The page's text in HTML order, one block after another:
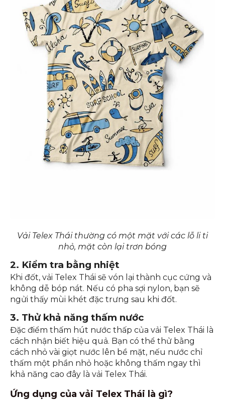
Vải Telex Thái thường có một mặt với các lỗ li ti
nhỏ, mặt còn lại trơn bóng
2. Kiểm tra bằng nhiệt
Khi đốt, vải Telex Thái sẽ vón lại thành cục cứng và
không dễ bóp nát. Nếu có pha sợi nylon, bạn sẽ
ngửi thấy mùi khét đặc trưng sau khi đốt.
3. Thử khả năng thấm nước
Đặc điểm thấm hút nước thấp của vải Telex Thái là
cách nhận biết hiệu quả. Bạn có thể thử bằng
cách nhỏ vài giọt nước lên bề mặt, nếu nước chỉ
thấm một phần nhỏ hoặc không thấm ngay thì
khả năng cao đây là vải Telex Thái.
Ứng dụng của vải Telex Thái là gì?